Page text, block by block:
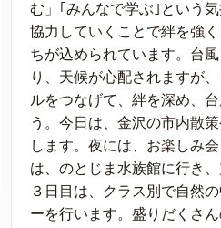
む」｢みんなで学ぶ｣という
協力していくことで絆を強
ちが込められています。台
り、天候が心配されますが
ルをつなげて、絆を深め、
う。今日は、金沢の市内散
します。夜には、お楽しみ
は、のとじま水族館に行き、
３日目は、クラス別で自然
ーを行います。盛りだくさ